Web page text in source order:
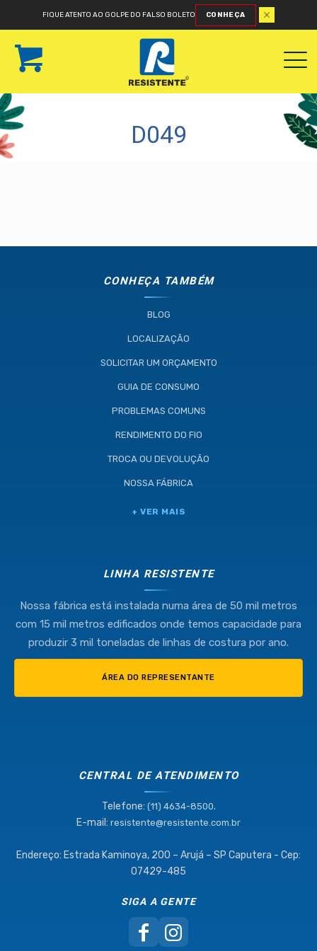
FIQUE ATENTO AO GOLPE DO FALSO BOLETO CONHEÇA
Industria e Comercio de Linhas
(11) 4634-8500
D049
CONHEÇA TAMBÉM
BLOG
LOCALIZAÇÃO
SOLICITAR UM ORÇAMENTO
GUIA DE CONSUMO
PROBLEMAS COMUNS
RENDIMENTO DO FIO
TROCA OU DEVOLUÇÃO
NOSSA FÁBRICA
+ VER MAIS
LINHA RESISTENTE
Nossa fábrica está instalada numa área de 50 mil metros
com 15 mil metros edificados onde temos capacidade para
produzir 3 mil toneladas de linhas de costura por ano.
ÁREA DO REPRESENTANTE
CENTRAL DE ATENDIMENTO
Telefone: (11) 4634-8500.
E-mail: resistente@resistente.com.br
Endereço: Estrada Kaminoya, 200 – Arujá – SP Caputera - Cep:
07429-485
SIGA A GENTE